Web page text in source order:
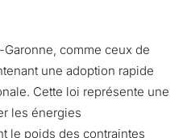
comme ceux de
une adoption rapide
Cette loi représente une
les énergies
le poids des contraintes